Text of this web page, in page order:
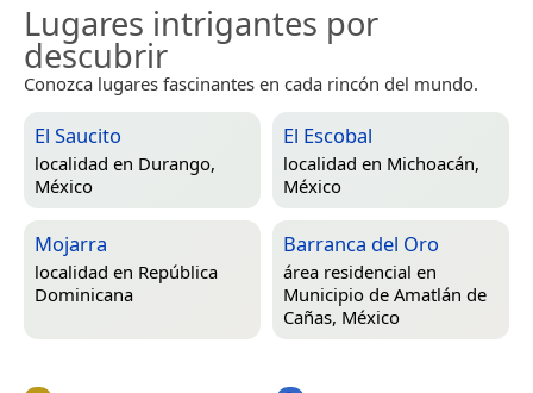
Lugares intrigantes por
descubrir
Conozca lugares fascinantes en cada rincón del mundo.
El Saucito
localidad en Durango,
México
El Escobal
localidad en Michoacán,
México
Mojarra
localidad en República
Dominicana
Barranca del Oro
área residencial en
Municipio de Amatlán de
Cañas, México